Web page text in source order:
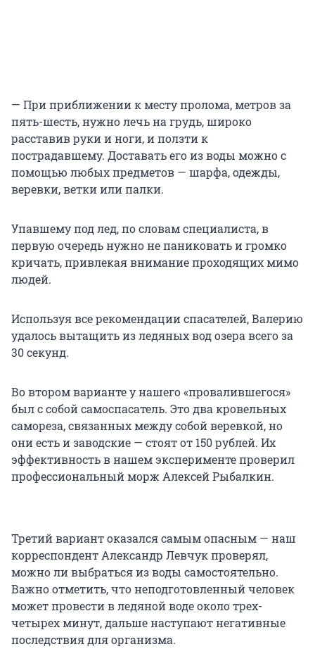
— При приближении к месту пролома, метров за
пять-шесть, нужно лечь на грудь, широко
расставив руки и ноги, и ползти к
пострадавшему. Доставать его из воды можно с
помощью любых предметов — шарфа, одежды,
веревки, ветки или палки.
Упавшему под лед, по словам специалиста, в
первую очередь нужно не паниковать и громко
кричать, привлекая внимание проходящих мимо
людей.
Используя все рекомендации спасателей, Валерию
удалось вытащить из ледяных вод озера всего за
30 секунд.
Во втором варианте у нашего «провалившегося»
был с собой самоспасатель. Это два кровельных
самореза, связанных между собой веревкой, но
они есть и заводские — стоят от 150 рублей. Их
эффективность в нашем эксперименте проверил
профессиональный морж Алексей Рыбалкин.
Третий вариант оказался самым опасным — наш
корреспондент Александр Левчук проверял,
можно ли выбраться из воды самостоятельно.
Важно отметить, что неподготовленный человек
может провести в ледяной воде около трех-
четырех минут, дальше наступают негативные
последствия для организма.